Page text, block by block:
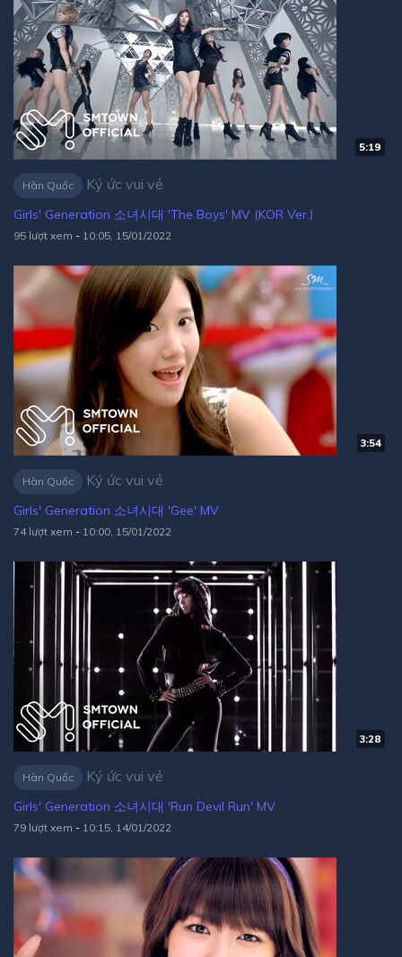
5:19
Hàn Quốc Ký ức vui vẻ
Girls' Generation 소녀시대 'The Boys' MV (KOR Ver.)
95 lượt xem - 10:05, 15/01/2022
3:54
Hàn Quốc Ký ức vui vẻ
Girls' Generation 소녀시대 'Gee' MV
74 lượt xem - 10:00, 15/01/2022
3:28
Hàn Quốc Ký ức vui vẻ
Girls' Generation 소녀시대 'Run Devil Run' MV
79 lượt xem - 10:15, 14/01/2022